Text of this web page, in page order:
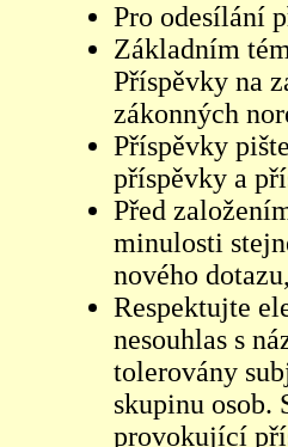
Pro odesílání
Základním
Příspěvky na
zákonných
Příspěvky
příspěvky a
Před
minulosti
nového
Respektujte
nesouhlas s
tolerovány
skupinu osob.
provokující